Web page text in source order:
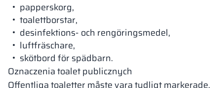
papperskorg,
toalettborstar,
desinfektions- och rengöringsmedel,
luftfräschare,
skötbord för spädbarn.
Oznaczenia toalet publicznych
Offentliga toaletter måste vara tydligt markerade.